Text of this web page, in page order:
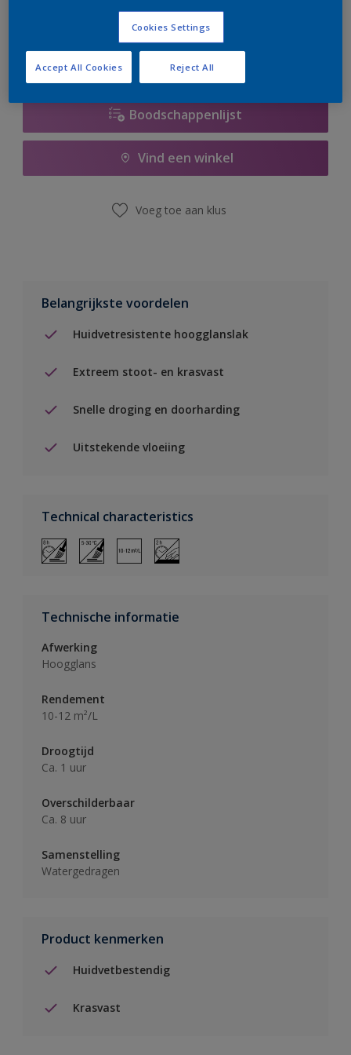
er hard aan om de voorraad aan te vullen.
Boodschappenlijst
Vind een winkel
Voeg toe aan klus
Belangrijkste voordelen
Huidvetresistente hoogglanslak
Extreem stoot- en krasvast
Snelle droging en doorharding
Uitstekende vloeiing
Technical characteristics
Technische informatie
Afwerking
Hoogglans
Rendement
10-12 m²/L
Droogtijd
Ca. 1 uur
Overschilderbaar
Ca. 8 uur
Samenstelling
Watergedragen
Product kenmerken
Huidvetbestendig
Krasvast
Cookies Settings
Reject All
Accept All Cookies